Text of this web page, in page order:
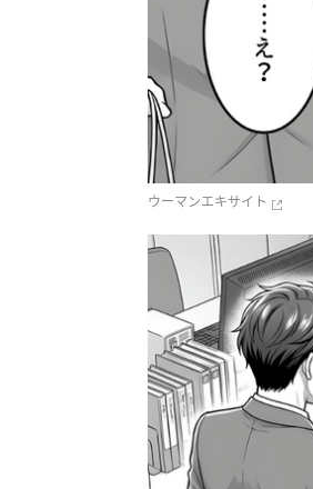
ウーマンエキサイト